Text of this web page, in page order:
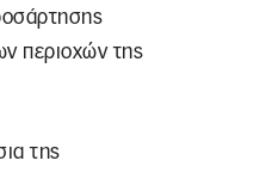
περιοχών της
της